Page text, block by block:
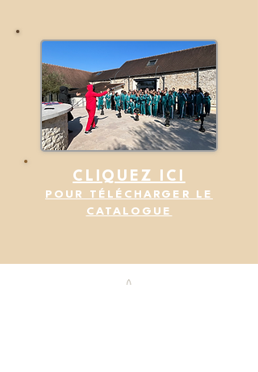
CLIQUEZ ICI
POUR TÉLÉCHARGER LE
CATALOGUE